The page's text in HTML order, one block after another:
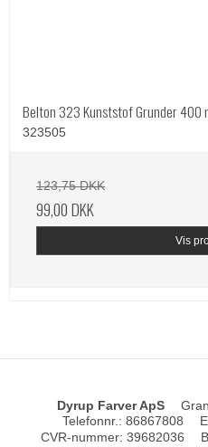
Belton 323 Kunststof Grunder 400
323505
123,75 DKK
99,00 DKK
Vis
Dyrup Farver ApS
Telefonnr.: 86867808
CVR-nummer: 39682036